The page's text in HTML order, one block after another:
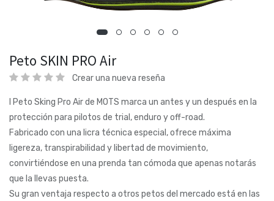
Peto SKIN PRO Air
Crear una nueva reseña
l Peto Sking Pro Air de MOTS marca un antes y un después en la
protección para pilotos de trial, enduro y off-road.
Fabricado con una licra técnica especial, ofrece máxima
ligereza, transpirabilidad y libertad de movimiento,
convirtiéndose en una prenda tan cómoda que apenas notarás
que la llevas puesta.
Su gran ventaja respecto a otros petos del mercado está en las